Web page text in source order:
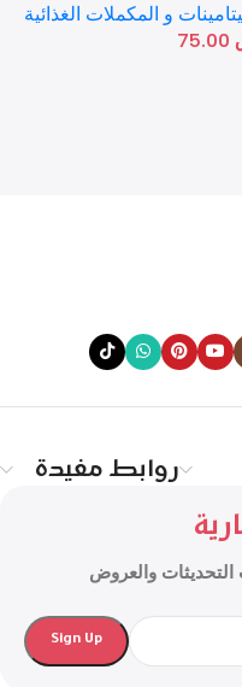
مجم
و المكملات الغذائية
روابط مفيدة
التحديثات والعروض